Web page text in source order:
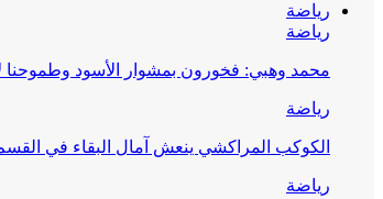
رياضة
رياضة
محمد وهبي: فخورون بمشوار الأسود وطموحنا
رياضة
الكوكب المراكشي ينعش آمال البقاء في
رياضة